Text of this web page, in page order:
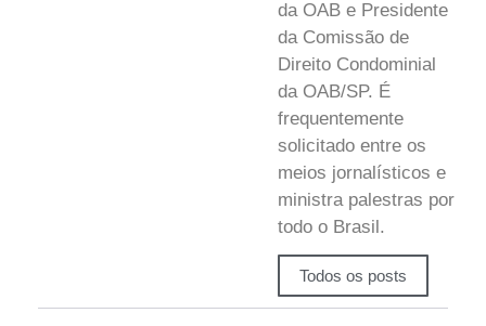
da OAB e Presidente
da Comissão de
Direito Condominial
da OAB/SP. É
frequentemente
solicitado entre os
meios jornalísticos e
ministra palestras por
todo o Brasil.
Todos os posts